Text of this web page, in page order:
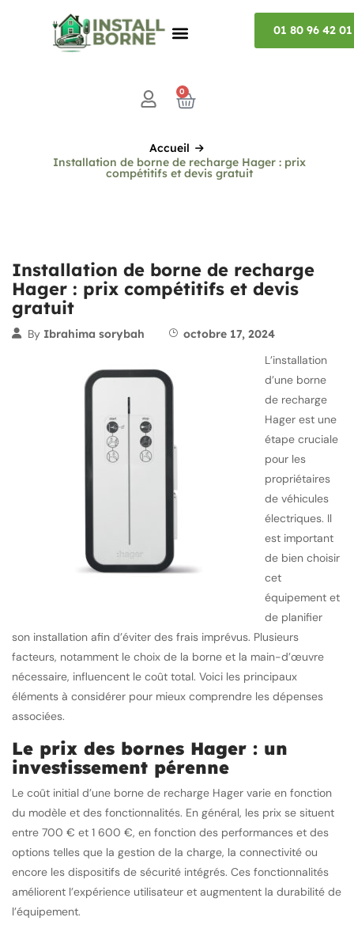
01 80 96 42 01
0
Accueil
Installation de borne de recharge Hager : prix
compétitifs et devis gratuit
Installation de borne de recharge
Hager : prix compétitifs et devis
gratuit
By Ibrahima sorybah
octobre 17, 2024
L’installation
d’une borne
de recharge
Hager est une
étape cruciale
pour les
propriétaires
de véhicules
électriques. Il
est important
de bien choisir
cet
équipement et
de planifier
son installation afin d’éviter des frais imprévus. Plusieurs
facteurs, notamment le choix de la borne et la main-d’œuvre
nécessaire, influencent le coût total. Voici les principaux
éléments à considérer pour mieux comprendre les dépenses
associées.
Le prix des bornes Hager : un
investissement pérenne
Le coût initial d’une borne de recharge Hager varie en fonction
du modèle et des fonctionnalités. En général, les prix se situent
entre 700 € et 1 600 €, en fonction des performances et des
options telles que la gestion de la charge, la connectivité ou
encore les dispositifs de sécurité intégrés. Ces fonctionnalités
améliorent l’expérience utilisateur et augmentent la durabilité de
l’équipement.